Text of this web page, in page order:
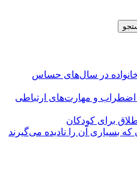
در سال‌های حساس
اضطراب و مهارت‌های ارتباطی
برای کودکان